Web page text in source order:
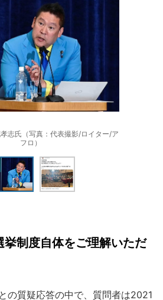
志氏（写真：代表撮影/ロイター/ア
フロ）
挙制度自体をご理解いただ
の質疑応答の中で、質問者は2021